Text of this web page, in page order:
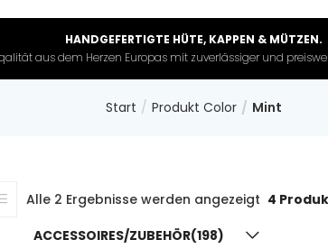
HANDGEFERTIGTE HÜTE, KAPPEN & MÜTZEN.
aus dem Herzen Europas mit zuverlässiger und
Start Produkt Color Mint
Alle 2 Ergebnisse werden angezeigt 4
ACCESSOIRES/ZUBEHÖR(198)